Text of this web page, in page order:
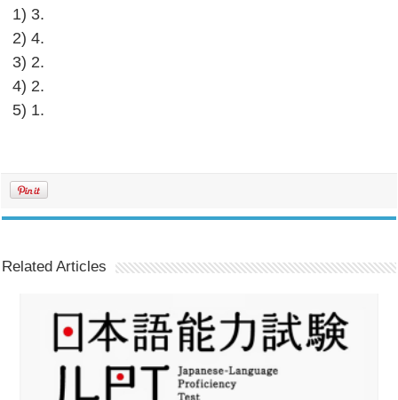
1) 3.
2) 4.
3) 2.
4) 2.
5) 1.
Related Articles